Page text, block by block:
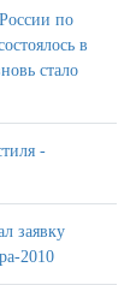
по
в
стало
-
заявку
2010